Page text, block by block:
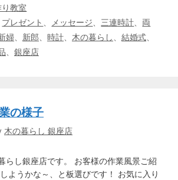
教室
プレゼント 、 メッセージ、三連時計、 両
婦、 新郎、 時計、 木の暮らし、 結婚式、
、 銀座店
の様子
木の暮らし 銀座店
らし銀座店です。 お客様の作業風景ご紹
ようかな～、と板選びです！ お気に入り